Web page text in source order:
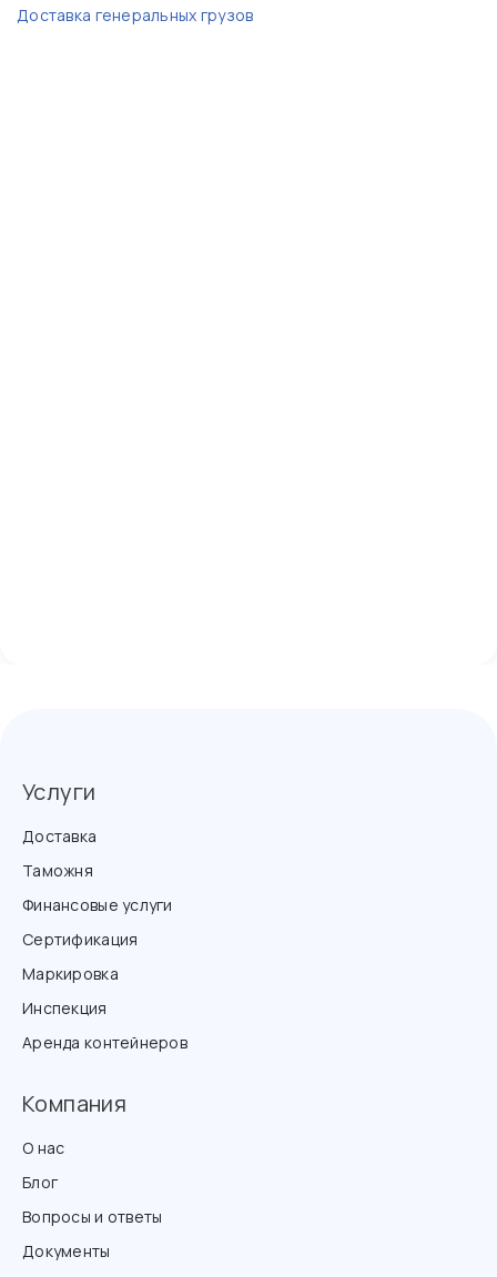
Доставка генеральных грузов
Услуги
Доставка
Таможня
Финансовые услуги
Сертификация
Маркировка
Инспекция
Аренда контейнеров
Компания
О нас
Блог
Вопросы и ответы
Документы